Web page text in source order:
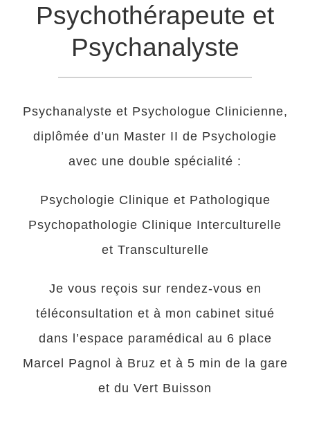
Psychothérapeute et
Psychanalyste
Psychanalyste et Psychologue Clinicienne,
diplômée d’un Master II de Psychologie
avec une double spécialité :
Psychologie Clinique et Pathologique
Psychopathologie Clinique Interculturelle
et Transculturelle
Je vous reçois sur rendez-vous en
téléconsultation et à mon cabinet situé
dans l’espace paramédical au 6 place
Marcel Pagnol à Bruz et à 5 min de la gare
et du Vert Buisson